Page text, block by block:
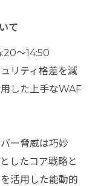
て
～14:50
リティ格差を減
した上手なWAF
ー脅威は巧妙
したコア戦略と
活用した能動的